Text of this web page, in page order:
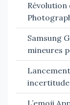
Révolution
Samsung
mineures
incertitude